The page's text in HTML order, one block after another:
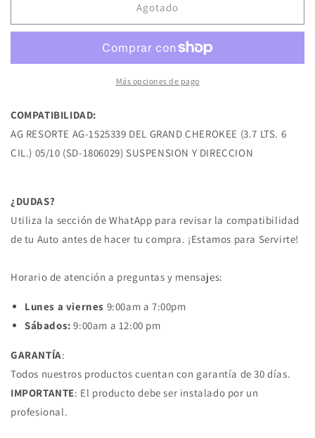
DEL
CHEROKEE
6
CIL.)
05/10
DODGE
DEL
GRAND
CHEROKEE
CIL.)
05/10
DODGE
Agotado
Más opciones de pago
COMPATIBILIDAD:
AG RESORTE AG-1525339 DEL GRAND CHEROKEE (3.7 LTS. 6
CIL.) 05/10 (SD-1806029) SUSPENSION Y DIRECCION
¿DUDAS?
Utiliza la sección de WhatApp para revisar la compatibilidad
de tu Auto antes de hacer tu compra. ¡Estamos para Servirte!
Horario de atención a preguntas y mensajes:
Lunes a viernes 9:00am a 7:00pm
Sábados: 9:00am a 12:00 pm
GARANTÍA:
Todos nuestros productos cuentan con garantía de 30 días.
IMPORTANTE: El producto debe ser instalado por un
profesional.